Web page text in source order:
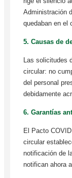
Administración
quedaban en el
5. Causas de
Las solicitudes
circular: no
del personal
debidamente
6. Garantías
El Pacto
circular
notificación de
notifican ahora